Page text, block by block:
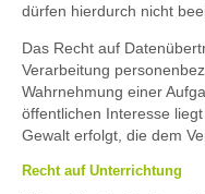
dürfen hierdurch nicht
Das Recht auf
Verarbeitung
Wahrnehmung einer
öffentlichen Interesse
Gewalt erfolgt, die dem
Recht auf Unterrichtung